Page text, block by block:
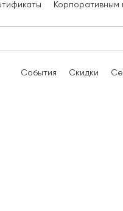
Корпоративным
События Скидки